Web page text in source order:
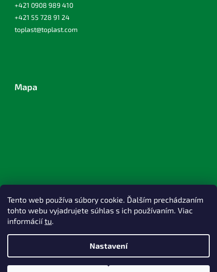
Tento web používa súbory cookie. Ďalším prechádzaním
tohto webu vyjadrujete súhlas s ich používaním. Viac
informáciítu.
Nastavení
+421 0908 989 410
+421 55 728 91 24
toplast@toplast.com
Mapa
Vytvořil Shoptet